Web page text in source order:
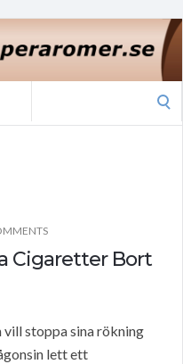
Cigaretter Bort
vill stoppa sina rökning
lett ett